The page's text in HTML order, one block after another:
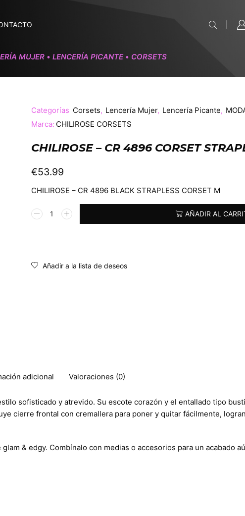
MUJER • LENCERÍA PICANTE • CORSETS
Categorías Corsets, Lencería Mujer, Lencería Picante,
Marca: CHILIROSE CORSETS
CHILIROSE – CR 4896 CORSET
€53.99
CHILIROSE – CR 4896 BLACK STRAPLESS CORSET M
AÑADIR AL
Alternative:
Añadir a la lista de deseos
adicional Valoraciones (0)
sofisticado y atrevido. Su escote corazón y el entallado tipo
cierre frontal con cremallera para poner y quitar fácilmente,
& edgy. Combínalo con medias o accesorios para un acabado